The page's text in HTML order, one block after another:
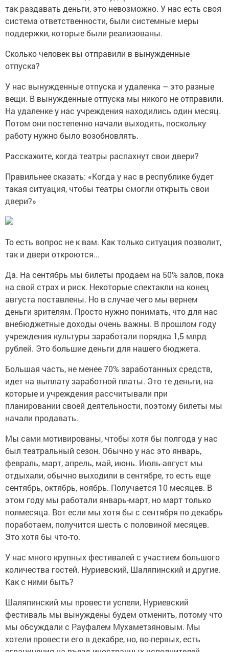
так раздавать деньги, это невозможно. У нас есть своя
система ответственности, были системные меры
поддержки, которые были реализованы.
Сколько человек вы отправили в вынужденные
отпуска?
У нас вынужденные отпуска и удаленка – это разные
вещи. В вынужденные отпуска мы никого не отправили.
На удаленке у нас учреждения находились один месяц.
Потом они постепенно начали выходить, поскольку
работу нужно было возобновлять.
Расскажите, когда театры распахнут свои двери?
Правильнее сказать: «Когда у нас в республике будет
такая ситуация, чтобы театры смогли открыть свои
двери?»
То есть вопрос не к вам. Как только ситуация позволит,
так и двери откроются...
Да. На сентябрь мы билеты продаем на 50% залов, пока
на свой страх и риск. Некоторые спектакли на конец
августа поставлены. Но в случае чего мы вернем
деньги зрителям. Просто нужно понимать, что для нас
внебюджетные доходы очень важны. В прошлом году
учреждения культуры заработали порядка 1,5 млрд
рублей. Это большие деньги для нашего бюджета.
Большая часть, не менее 70% заработанных средств,
идет на выплату заработной платы. Это те деньги, на
которые и учреждения рассчитывали при
планировании своей деятельности, поэтому билеты мы
начали продавать.
Мы сами мотивированы, чтобы хотя бы полгода у нас
был театральный сезон. Обычно у нас это январь,
февраль, март, апрель, май, июнь. Июль-август мы
отдыхали, обычно выходили в сентябре, то есть еще
сентябрь, октябрь, ноябрь. Получается 10 месяцев. В
этом году мы работали январь-март, но март только
полмесяца. Вот если мы хотя бы с сентября по декабрь
поработаем, получится шесть с половиной месяцев.
Это хотя бы что-то.
У нас много крупных фестивалей с участием большого
количества гостей. Нуриевский, Шаляпинский и другие.
Как с ними быть?
Шаляпинский мы провести успели, Нуриевский
фестиваль мы вынуждены будем отменить, потому что
мы обсуждали с Рауфалем Мухаметзяновым. Мы
хотели провести его в декабре, но, во-первых, есть